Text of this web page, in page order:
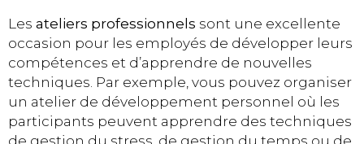
Les ateliers professionnels sont une excellente
occasion pour les employés de développer leurs
compétences et d’apprendre de nouvelles
techniques. Par exemple, vous pouvez organiser
un atelier de développement personnel où les
participants peuvent apprendre des techniques
de gestion du stress, de gestion du temps ou de